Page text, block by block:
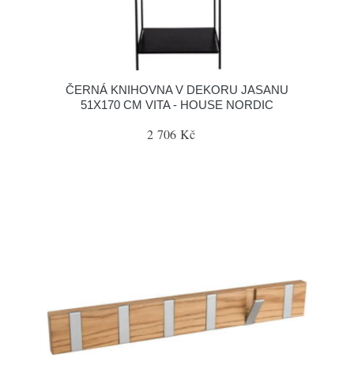
ČERNÁ KNIHOVNA V DEKORU JASANU
51X170 CM VITA - HOUSE NORDIC
2 706 Kč